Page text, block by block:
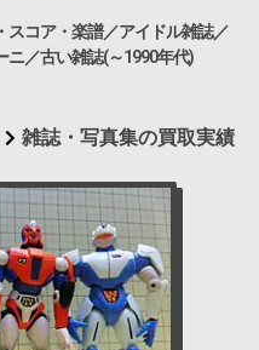
スコア・楽譜／アイドル雑誌／
ニ／古い雑誌(～1990年代)
雑誌・写真集の買取実績